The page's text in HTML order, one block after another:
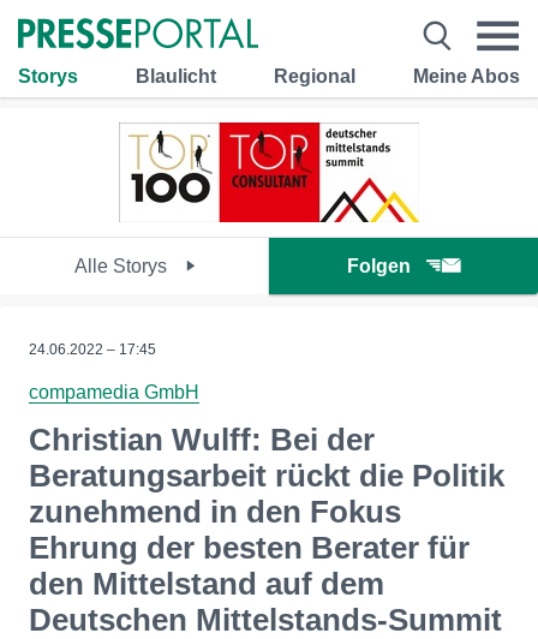
Storys Blaulicht Regional Meine Abos
Alle Storys Folgen
24.06.2022 – 17:45
compamedia GmbH
Christian Wulff: Bei der
Beratungsarbeit rückt die Politik
zunehmend in den Fokus
Ehrung der besten Berater für
den Mittelstand auf dem
Deutschen Mittelstands-Summit